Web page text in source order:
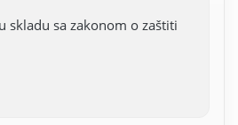
skladu sa zakonom o zaštiti